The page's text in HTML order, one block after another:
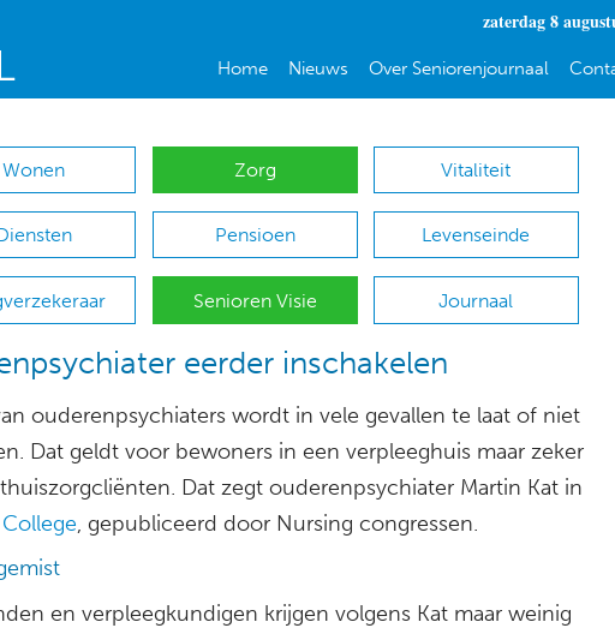
zaterdag 8
Home Nieuws Over Seniorenjournaal
Wonen Zorg Vitaliteit
Pensioen Levenseinde
Senioren Visie Journaal
eerder inschakelen
ouderenpsychiaters wordt in vele gevallen te laat of niet
Dat geldt voor bewoners in een verpleeghuis maar zeker
Dat zegt ouderenpsychiater Martin Kat in
, gepubliceerd door Nursing congressen.
en verpleegkundigen krijgen volgens Kat maar weinig